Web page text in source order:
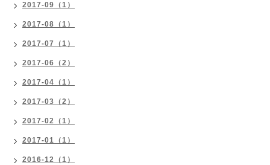
2017-09（1）
2017-08（1）
2017-07（1）
2017-06（2）
2017-04（1）
2017-03（2）
2017-02（1）
2017-01（1）
2016-12（1）